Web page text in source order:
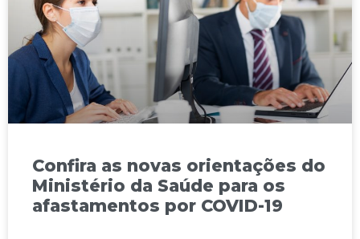
Confira as novas orientações do
Ministério da Saúde para os
afastamentos por COVID-19